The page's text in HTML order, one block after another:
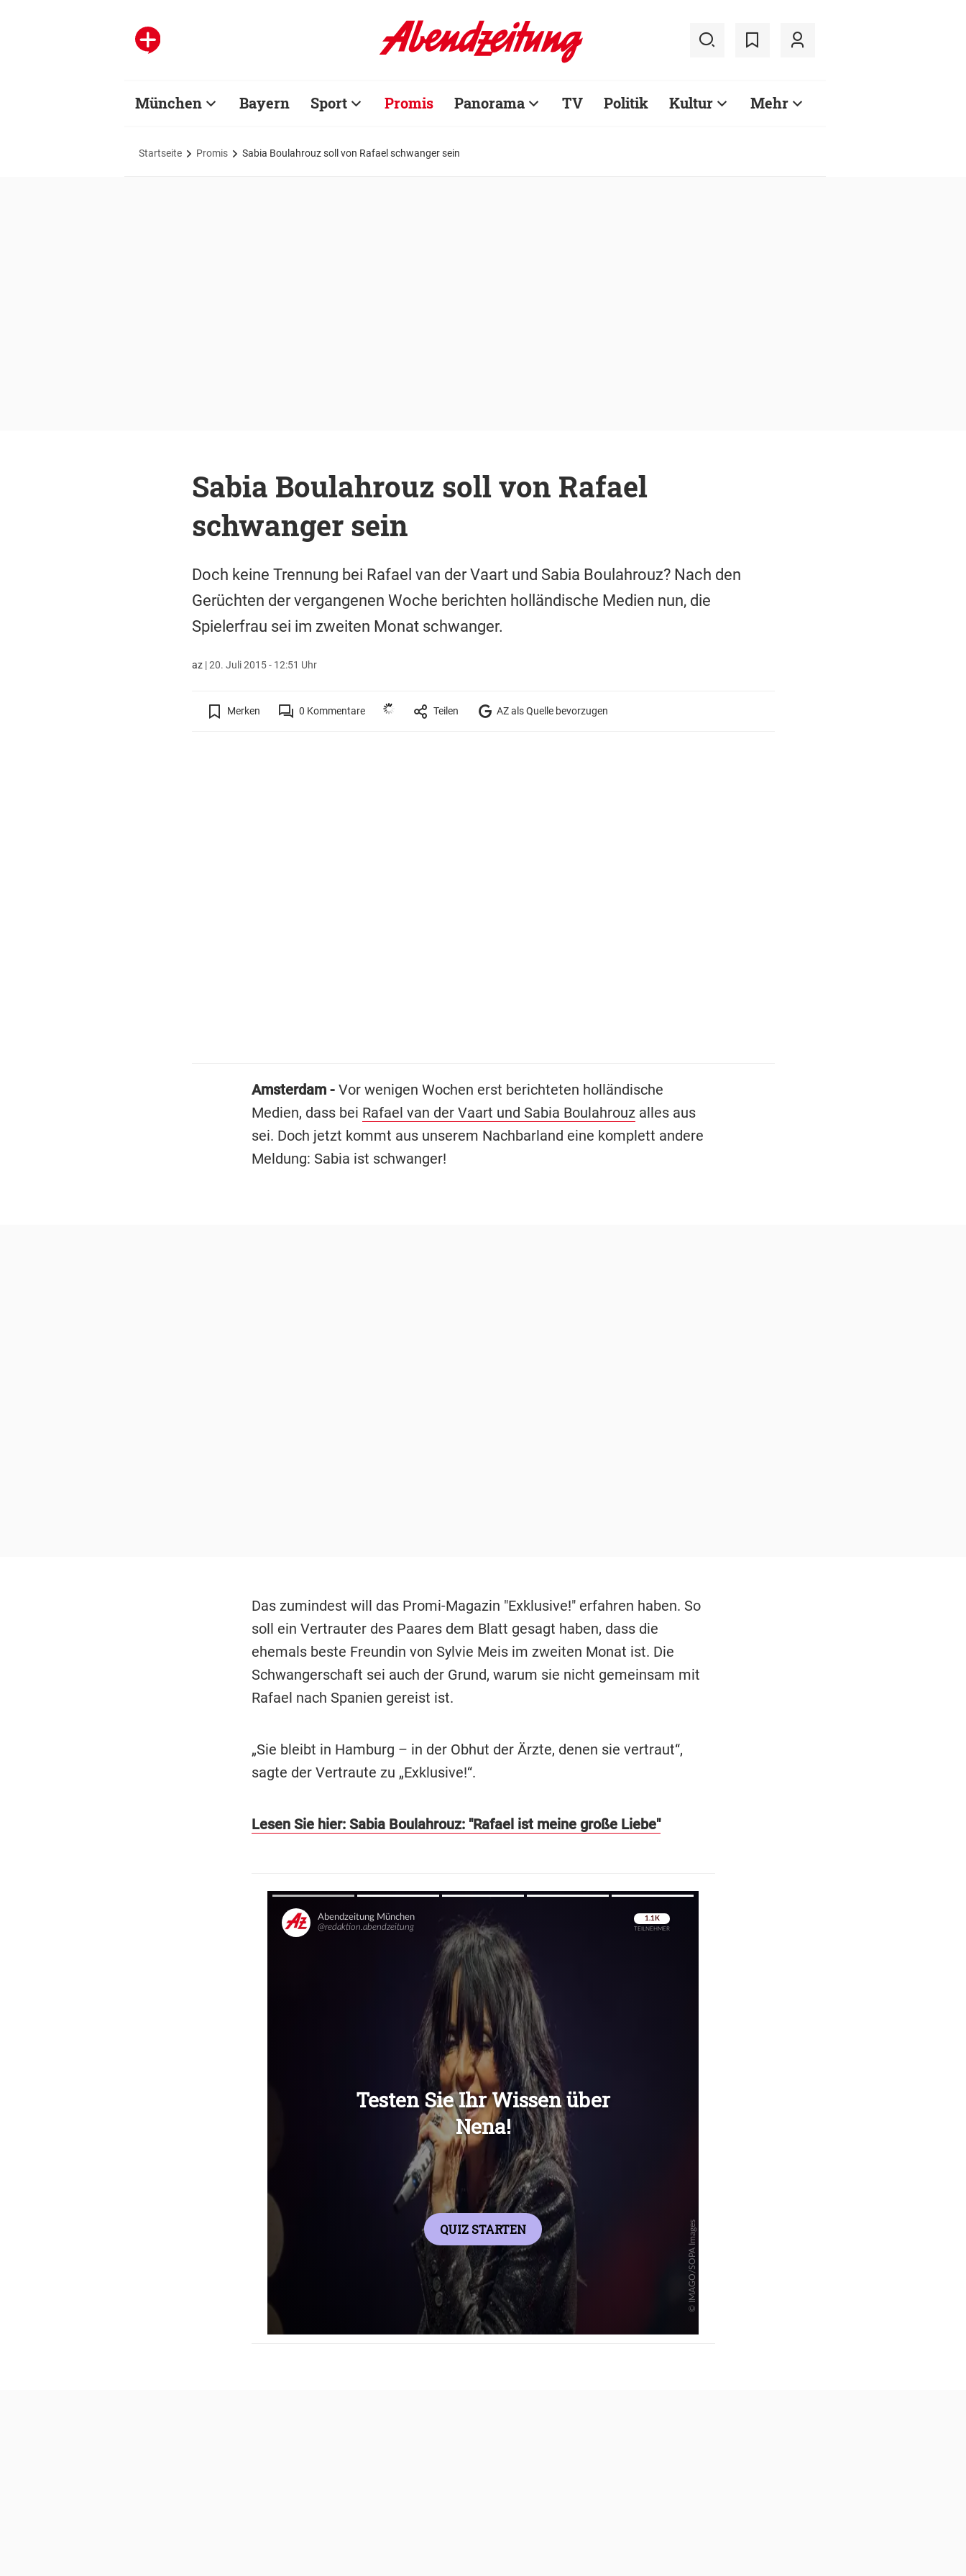
München Bayern Sport Promis Panorama TV Politik Kultur Mehr
Startseite Promis Sabia Boulahrouz soll von Rafael schwanger sein
Sabia Boulahrouz soll von Rafael
schwanger sein
Doch keine Trennung bei Rafael van der Vaart und Sabia Boulahrouz? Nach den
Gerüchten der vergangenen Woche berichten holländische Medien nun, die
Spielerfrau sei im zweiten Monat schwanger.
az|20. Juli 2015 - 12:51 Uhr
Merken 0 Kommentare Teilen AZ als Quelle bevorzugen
Amsterdam - Vor wenigen Wochen erst berichteten holländische
Medien, dass bei Rafael van der Vaart und Sabia Boulahrouzalles aus
sei. Doch jetzt kommt aus unserem Nachbarland eine komplett andere
Meldung: Sabia ist schwanger!
Das zumindest will das Promi-Magazin "Exklusive!" erfahren haben. So
soll ein Vertrauter des Paares dem Blatt gesagt haben, dass die
ehemals beste Freundin von Sylvie Meis im zweiten Monat ist. Die
Schwangerschaft sei auch der Grund, warum sie nicht gemeinsam mit
Rafael nach Spanien gereist ist.
„Sie bleibt in Hamburg – in der Obhut der Ärzte, denen sie vertraut“,
sagte der Vertraute zu „Exklusive!“.
Lesen Sie hier: Sabia Boulahrouz: "Rafael ist meine große Liebe"
Überspringen